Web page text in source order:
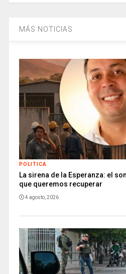
MÁS NOTICIAS
POLITICA
La sirena de la Esperanza: el
que queremos recuperar
4 agosto, 2026